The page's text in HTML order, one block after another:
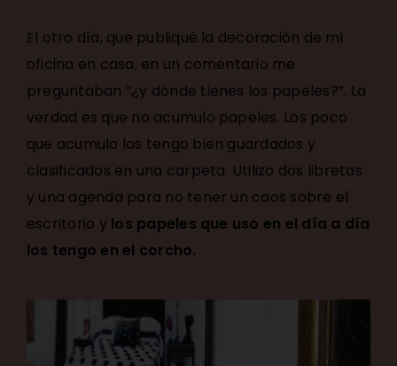
El otro día, que publiqué la decoración de mi
oficina en casa, en un comentario me
preguntaban “¿y dónde tienes los papeles?”. La
verdad es que no acumulo papeles. Los poco
que acumulo los tengo bien guardados y
clasificados en una carpeta. Utilizo dos libretas
y una agenda para no tener un caos sobre el
escritorio y los papeles que uso en el día a día
los tengo en el corcho.